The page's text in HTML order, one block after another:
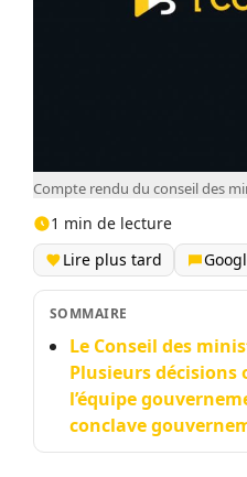
Compte rendu du conseil des
1 min de lecture
Lire plus tard
SOMMAIRE
Le Conseil des
Plusieurs décisions
l’équipe
conclave